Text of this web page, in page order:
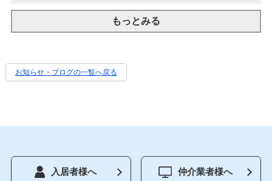
もっとみる
お知らせ・ブログの一覧へ戻る
入居者様へ 仲介業者様へ